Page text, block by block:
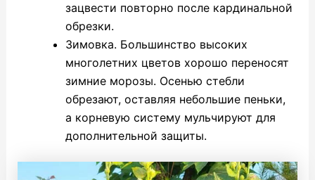
зацвести повторно после кардинальной
обрезки.
Зимовка. Большинство высоких
многолетних цветов хорошо переносят
зимние морозы. Осенью стебли
обрезают, оставляя небольшие пеньки,
а корневую систему мульчируют для
дополнительной защиты.